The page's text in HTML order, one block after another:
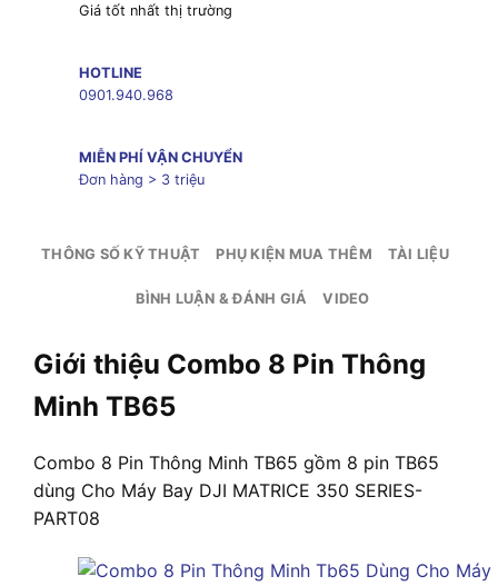
Giá tốt nhất thị trường
HOTLINE
0901.940.968
MIỄN PHÍ VẬN CHUYỂN
Đơn hàng > 3 triệu
THÔNG SỐ KỸ THUẬT PHỤ KIỆN MUA THÊM TÀI LIỆU
BÌNH LUẬN & ĐÁNH GIÁ VIDEO
Giới thiệu Combo 8 Pin Thông
Minh TB65
Combo 8 Pin Thông Minh TB65 gồm 8 pin TB65
dùng Cho Máy Bay DJI MATRICE 350 SERIES-
PART08